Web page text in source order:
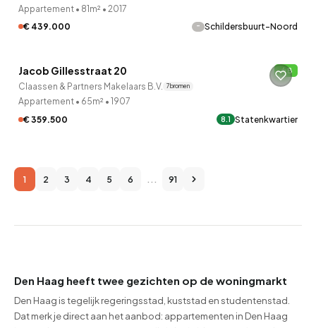
Appartement • 81m² • 2017
€ 439.000
- Schildersbuurt-Noord
10 uur geleden ontdekt
Jacob Gillesstraat 20 B
Claassen & Partners Makelaars B.V. 7 bronnen
Appartement • 65m² • 1907
€ 359.500
8.1 Statenkwartier
1 2 3 4 5 6 ... 91
Den Haag heeft twee gezichten op de woningmarkt
Den Haag is tegelijk regeringsstad, kuststad en studentenstad.
Dat merk je direct aan het aanbod: appartementen in Den Haag